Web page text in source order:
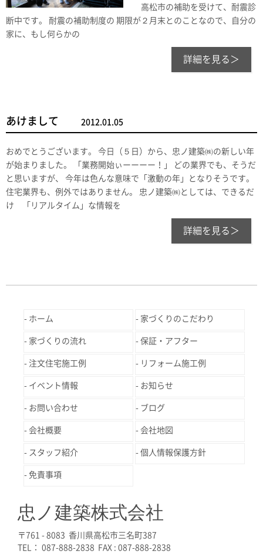
高松市の補助を受けて、耐震診
断中です。 耐震の補助制度の 期限が２月末とのことなので、自分の
家に、もし何らかの
詳細を見る＞
あけまして 2012.01.05
おめでとうございます。 今日（５日）から、忠ノ建築㈱の新しい年
が始まりました。 「業務開始ぃーーーー！」 どの業界でも、そうだ
と思いますが、 今年は色んな意味で「激動の年」となりそうです。
住宅業界も、例外ではありません。 忠ノ建築㈱としては、できるだ
け 「リアルタイム」な情報を
詳細を見る＞
ホーム 家づくりのこだわり
家づくりの流れ 保証・アフター
注文住宅施工例 リフォーム施工例
イベント情報 お知らせ
お問い合わせ ブログ
会社概要 会社地図
スタッフ紹介 個人情報保護方針
免責事項
忠ノ建築株式会社
〒761 - 8083 香川県高松市三名町387
TEL： 087-888-2838 FAX : 087-888-2838